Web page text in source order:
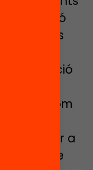
actives
de
català com
per a
de